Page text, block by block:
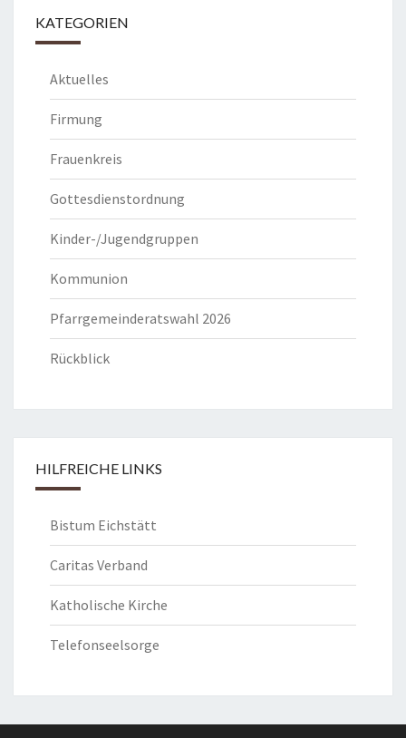
KATEGORIEN
Aktuelles
Firmung
Frauenkreis
Gottesdienstordnung
Kinder-/Jugendgruppen
Kommunion
Pfarrgemeinderatswahl 2026
Rückblick
HILFREICHE LINKS
Bistum Eichstätt
Caritas Verband
Katholische Kirche
Telefonseelsorge